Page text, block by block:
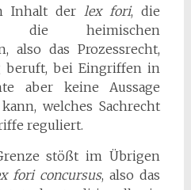
Inhalt derlex fori, die
heimischen
also das Prozessrecht,
beruft, bei Eingriffen in
aber keine Aussage
welches Sachrecht
reguliert.
stößt im Übrigen
fori concursus, also das